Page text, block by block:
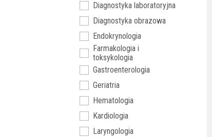
Diagnostyka laboratoryjna
Diagnostyka obrazowa
Endokrynologia
Farmakologia i
toksykologia
Gastroenterologia
Geriatria
Hematologia
Kardiologia
Laryngologia